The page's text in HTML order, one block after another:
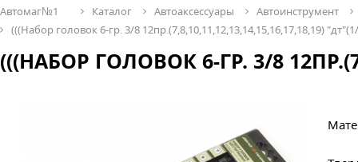
автомаг№1 каталог автоаксессуары
автоинструмент
(((набор головок 6-гр. 3/8 12пр.(7,8,10,11,12,13,14,15,16,17,18,19)
(((НАБОР ГОЛОВОК 6-ГР. 3/8